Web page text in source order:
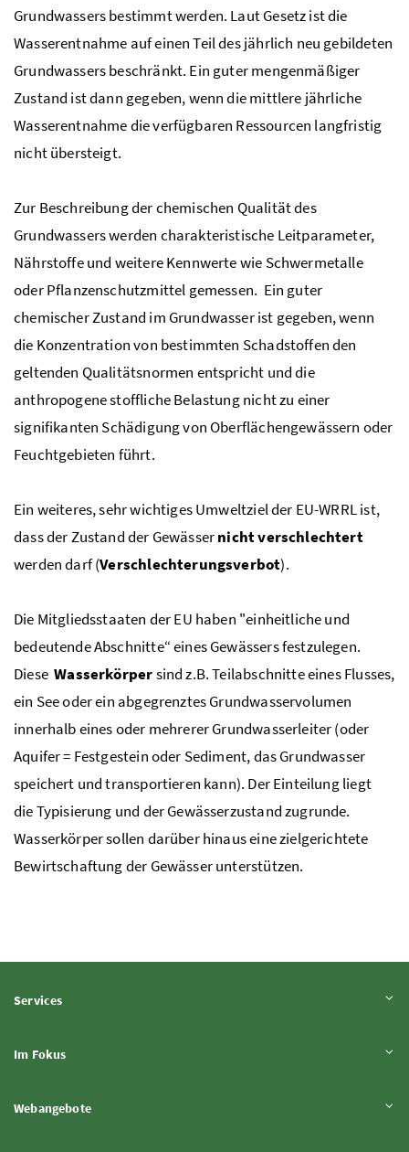
Grundwassers bestimmt werden. Laut Gesetz ist die
Wasserentnahme auf einen Teil des jährlich neu gebildeten
Grundwassers beschränkt. Ein guter mengenmäßiger
Zustand ist dann gegeben, wenn die mittlere jährliche
Wasserentnahme die verfügbaren Ressourcen langfristig
nicht übersteigt.
Zur Beschreibung der chemischen Qualität des
Grundwassers werden charakteristische Leitparameter,
Nährstoffe und weitere Kennwerte wie Schwermetalle
oder Pflanzenschutzmittel gemessen. Ein guter
chemischer Zustand im Grundwasser ist gegeben, wenn
die Konzentration von bestimmten Schadstoffen den
geltenden Qualitätsnormen entspricht und die
anthropogene stoffliche Belastung nicht zu einer
signifikanten Schädigung von Oberflächengewässern oder
Feuchtgebieten führt.
Ein weiteres, sehr wichtiges Umweltziel der EU-WRRList,
dass der Zustand der Gewässernicht verschlechtert
werden darf (Verschlechterungsverbot).
Die Mitgliedsstaaten derEU haben "einheitliche und
bedeutende Abschnitte“ eines Gewässers festzulegen.
DieseWasserkörpersindz.B.Teilabschnitte eines Flusses,
ein See oder ein abgegrenztes Grundwasservolumen
innerhalb eines oder mehrerer Grundwasserleiter (oder
Aquifer = Festgestein oder Sediment, das Grundwasser
speichert und transportieren kann). Der Einteilung liegt
die Typisierung und der Gewässerzustand zugrunde.
Wasserkörper sollen darüber hinaus eine zielgerichtete
Bewirtschaftung der Gewässer unterstützen.
ServicesInhalt aufklappen
Im FokusInhalt aufklappen
WebangeboteInhalt aufklappen